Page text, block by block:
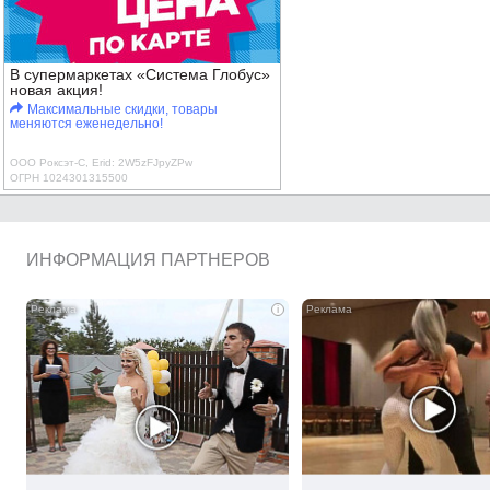
В супермаркетах «Система Глобус»
новая акция!
Максимальные скидки, товары
меняются еженедельно!
ООО Роксэт-С, Erid: 2W5zFJpyZPw
ОГРН 1024301315500
ИНФОРМАЦИЯ ПАРТНЕРОВ
i